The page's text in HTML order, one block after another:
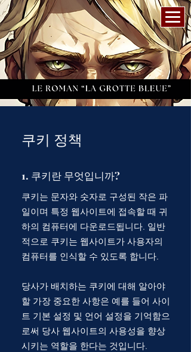
쿠키 정책
1. 쿠키란 무엇입니까?
쿠키는 문자와 숫자로 구성된 작은 파
일이며 특정 웹사이트에 접속할 때 귀
하의 컴퓨터에 다운로드됩니다. 일반
적으로 쿠키는 웹사이트가 사용자의
컴퓨터를 인식할 수 있도록 합니다.
당사가 배치하는 쿠키에 대해 알아야
할 가장 중요한 사항은 예를 들어 사이
트 기본 설정 및 언어 설정을 기억함으
로써 당사 웹사이트의 사용성을 향상
시키는 역할을 한다는 것입니다.